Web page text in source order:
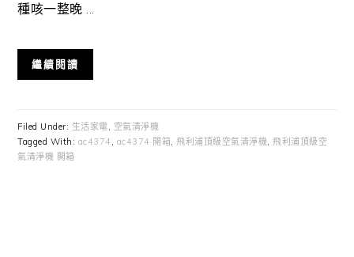
種咳一整晚 ...
繼續閱讀
Filed Under: 生活家電, 空氣清淨機
Tagged With: ac4374 , ac4374 開箱,飛利浦頂級空氣清淨機,飛利浦頂級空
氣清淨機 開箱